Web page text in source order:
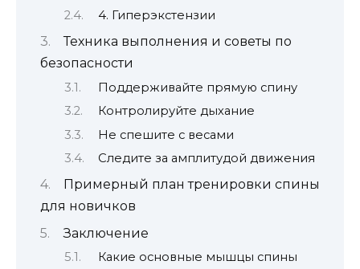
4. Гиперэкстензии
Техника выполнения и советы по
безопасности
Поддерживайте прямую спину
Контролируйте дыхание
Не спешите с весами
Следите за амплитудой движения
Примерный план тренировки спины
для новичков
Заключение
Какие основные мышцы спины